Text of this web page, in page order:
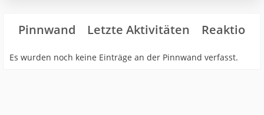
Pinnwand Letzte Aktivitäten
Es wurden noch keine Einträge an der Pinnwand verfasst.